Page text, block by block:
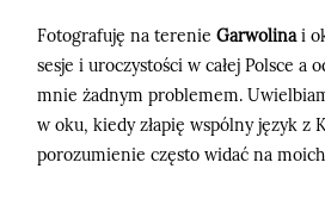
Fotografuję na terenie Garwolinai
sesje i uroczystości w całej Polsce a
mnie żadnym problemem.
w oku, kiedy złapię wspólny język z
porozumienie często widać na